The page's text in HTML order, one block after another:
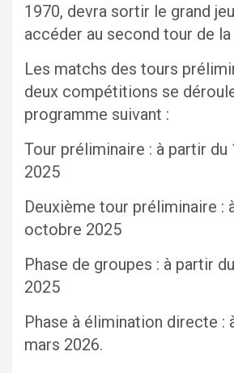
1970, devra sortir le grand
accéder au second tour de
Les matchs des tours
deux compétitions se
programme suivant :
Tour préliminaire : à partir
2025
Deuxième tour préliminaire :
octobre 2025
Phase de groupes : à partir
2025
Phase à élimination directe :
mars 2026.